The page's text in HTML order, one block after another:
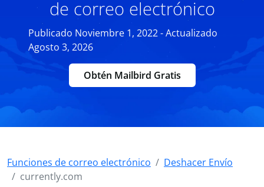
de correo electrónico
Publicado Noviembre 1, 2022 - Actualizado
Agosto 3, 2026
Obtén Mailbird Gratis
Funciones de correo electrónico
Deshacer Envío
currently.com